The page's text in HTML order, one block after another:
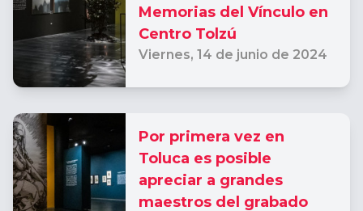
Memorias del Vínculo en
Centro Tolzú
Viernes, 14 de junio de 2024
Por primera vez en
Toluca es posible
apreciar a grandes
maestros del grabado